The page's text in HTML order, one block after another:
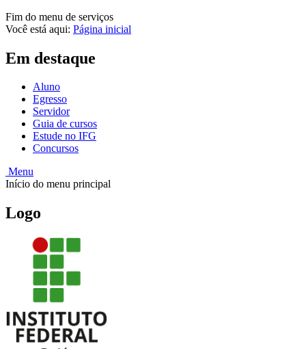
Fim do menu de serviços
Você está aqui: Página inicial
Em destaque
Aluno
Egresso
Servidor
Guia de cursos
Estude no IFG
Concursos
Menu
Início do menu principal
Logo